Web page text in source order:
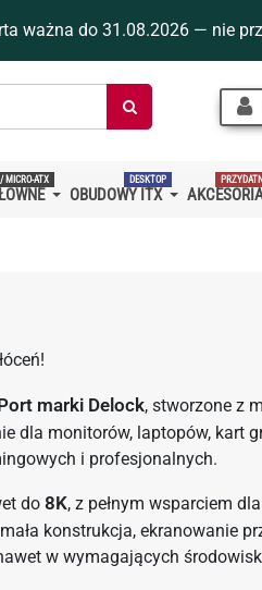
ważna do 31.08.2026 — nie
Szukaj
w
MICRO-ATX
OBUDOWY ITX
DESKTOP
marki Delock, stworzone z
dla monitorów, laptopów, kart
i profesjonalnych.
do 8K, z pełnym wsparciem
konstrukcja, ekranowanie
w wymagających